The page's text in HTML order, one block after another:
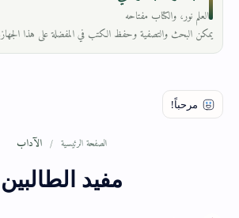
العلم نور، والكتاب مفتاحه
يمكن البحث والتصفية وحفظ الكتب في المفضلة على هذا
الصفحة الرئيسية الآداب
مفيد الطالبين